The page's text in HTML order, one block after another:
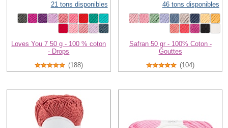
21 tons disponibles
Loves You 7 50 g - 100 % coton
- Drops
(188)
46 tons disponibles
Safran 50 gr - 100% Coton -
Gouttes
(104)